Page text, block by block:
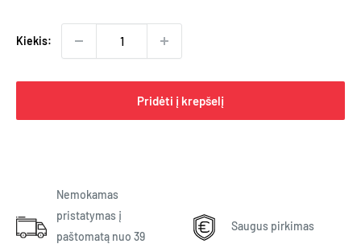
Kiekis:
Pridėti į krepšelį
Nemokamas
pristatymas į
paštomatą nuo 39
Saugus pirkimas